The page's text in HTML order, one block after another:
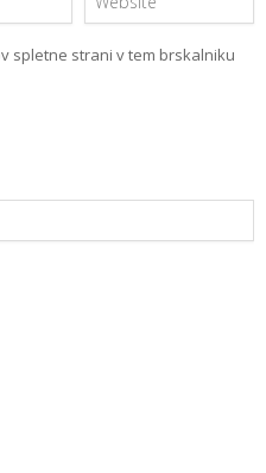
spletne strani v tem brskalniku